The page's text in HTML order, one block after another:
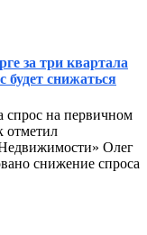
за три квартала
будет снижаться
спрос на первичном
отметил
Олег
снижение спроса